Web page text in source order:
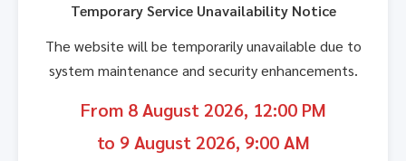
Temporary Service Unavailability Notice
The website will be temporarily unavailable due to
system maintenance and security enhancements.
From 8 August 2026, 12:00 PM
to 9 August 2026, 9:00 AM